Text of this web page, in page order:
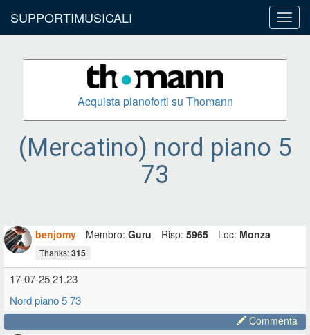
SUPPORTIMUSICALI
Acquista pianoforti su Thomann
(Mercatino) nord piano 5
73
benjomy Membro: Guru Risp: 5965 Loc: Monza
Thanks:315
17-07-25 21.23
Nord piano 5 73
Commenta